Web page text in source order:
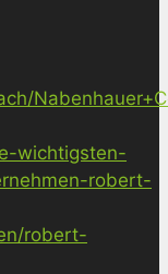
wichtigsten-
robert-
robert-